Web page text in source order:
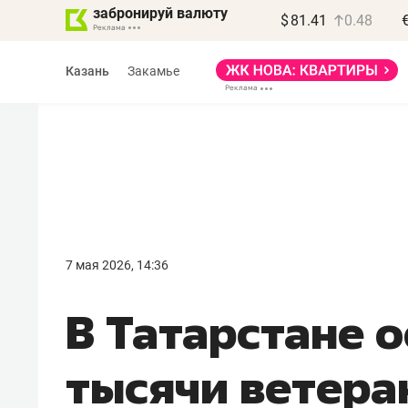
забронируй валюту $ 81.41 0.48
Казань Закамье
7 мая 2026, 14:36
В Татарстане
тысячи
правил, бизнес может
потерять минимум